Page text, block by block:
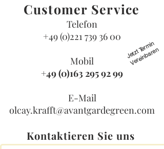
Customer Service
J
et
zt
T
er
mi
n
V
er
ei
n
b
ar
e
n
Telefon
+49 (0)221 739 36 00
Mobil
+49 (0)163 295 92 99
E-Mail
olcay.krafft@avantgardegreen.com
Kontaktieren Sie uns